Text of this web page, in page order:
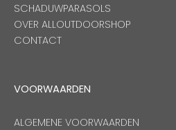
SCHADUWPARASOLS
OVER ALLOUTDOORSHOP
CONTACT
VOORWAARDEN
ALGEMENE VOORWAARDEN